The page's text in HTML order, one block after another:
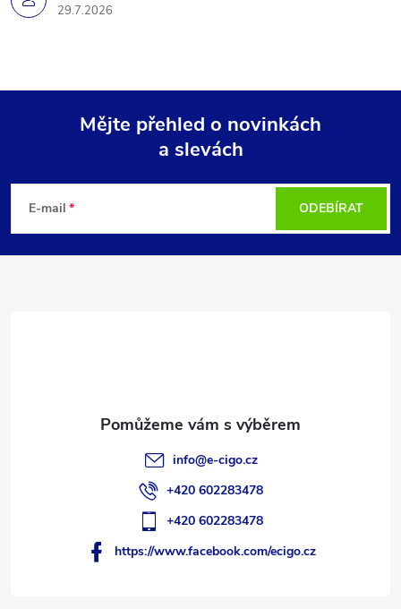
29.7.2026
p
Mějte přehled o novinkách
a slevách
E-mail ODEBÍRAT
info@e-cigo.cz
+420 602283478
+420 602283478
https://www.facebook.com/ecigo.cz